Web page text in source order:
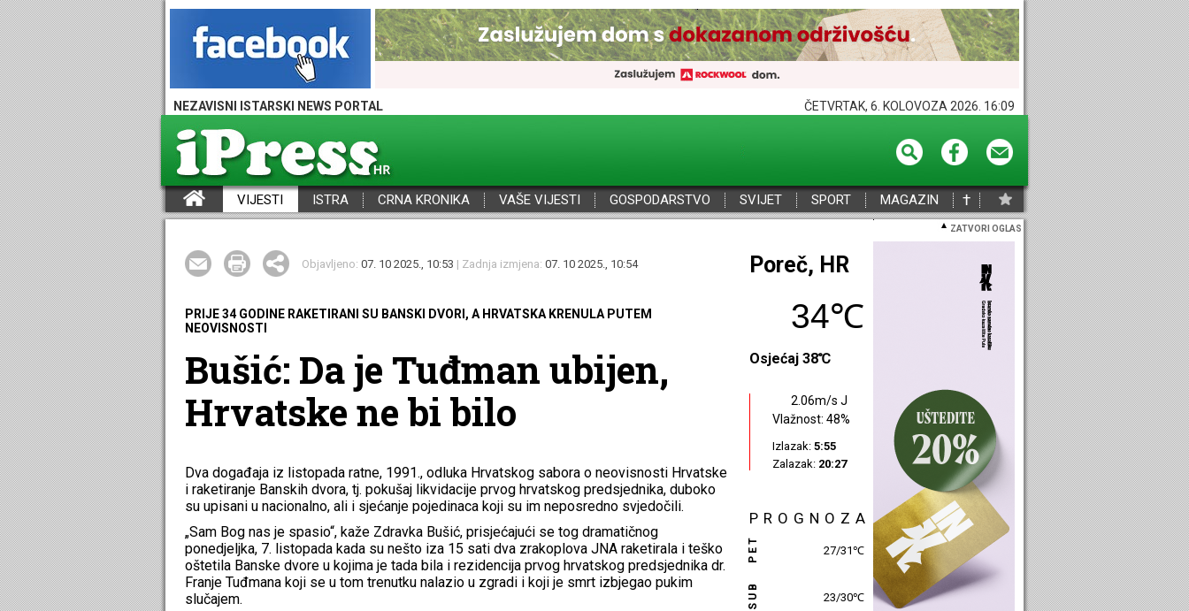
NEZAVISNI ISTARSKI NEWS PORTAL ČETVRTAK, 6. KOLOVOZA 2026. 16:09
VIJESTI ISTRA CRNA KRONIKA VAŠE VIJESTI GOSPODARSTVO SVIJET SPORT MAGAZIN †
ZATVORI OGLAS
Objavljeno: 07. 10 2025., 10:53 | Zadnja izmjena: 07. 10 2025., 10:54
PRIJE 34 GODINE RAKETIRANI SU BANSKI DVORI, A HRVATSKA KRENULA PUTEM
NEOVISNOSTI
Bušić: Da je Tuđman ubijen,
Hrvatske ne bi bilo
Dva događaja iz listopada ratne, 1991., odluka Hrvatskog sabora o neovisnosti Hrvatske
i raketiranje Banskih dvora, tj. pokušaj likvidacije prvog hrvatskog predsjednika, duboko
su upisani u nacionalno, ali i sjećanje pojedinaca koji su im neposredno svjedočili.
„Sam Bog nas je spasio“, kaže Zdravka Bušić, prisjećajući se tog dramatičnog
ponedjeljka, 7. listopada kada su nešto iza 15 sati dva zrakoplova JNA raketirala i teško
oštetila Banske dvore u kojima je tada bila i rezidencija prvog hrvatskog predsjednika dr.
Franje Tuđmana koji se u tom trenutku nalazio u zgradi i koji je smrt izbjegao pukim
slučajem.
Poreč, HR
34℃
Osjećaj 38℃
2.06m/s J
Vlažnost: 48%
Izlazak: 5:55
Zalazak: 20:27
PROGNOZA
PET 27/31℃
SUB 23/30℃